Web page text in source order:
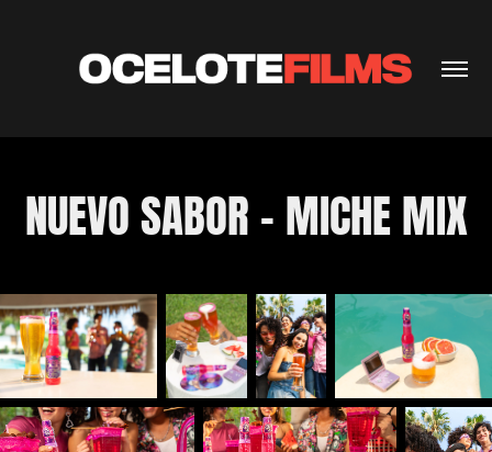
NUEVO SABOR - MICHE MIX